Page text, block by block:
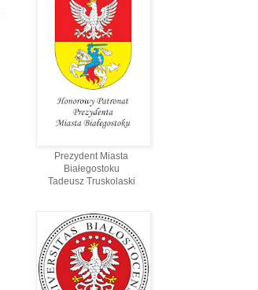
Prezydent Miasta
Białegostoku
Tadeusz Truskolaski